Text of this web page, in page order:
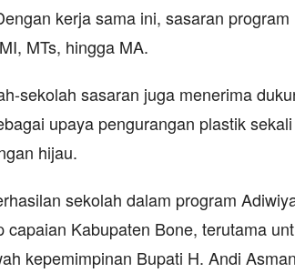
kerja sama ini, sasaran program
MTs, hingga MA.
sekolah sasaran juga menerima
upaya pengurangan plastik
hijau.
sekolah dalam program
Kabupaten Bone, terutama
kepemimpinan Bupati H. Andi